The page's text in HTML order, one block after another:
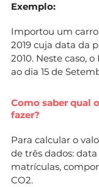
Exemplo:
Importou um carro
2019 cuja data da
2010. Neste caso,
ao dia 15 de
Como saber qual
fazer?
Para calcular o
de três dados:
matrículas,
CO2.